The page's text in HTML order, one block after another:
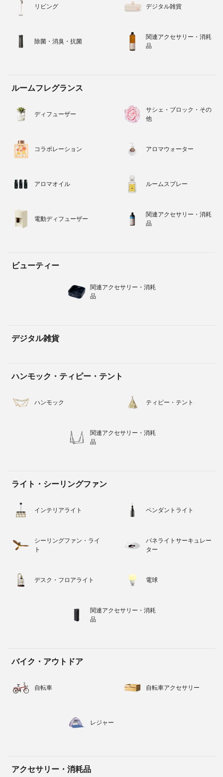
リビング デジタル雑貨
除菌・消臭・抗菌
関連アクセサリー・消耗
品
ルームフレグランス
ディフューザー
サシェ・ブロック・その
他
コラボレーション アロマウォーター
アロマオイル ルームスプレー
電動ディフューザー
関連アクセサリー・消耗
品
ビューティー
関連アクセサリー・消耗
品
デジタル雑貨
ハンモック・ティピー・テント
ハンモック ティピー・テント
関連アクセサリー・消耗
品
ライト・シーリングファン
インテリアライト ペンダントライト
シーリングファン・ライ
ト
パネライトサーキュレー
ター
デスク・フロアライト 電球
関連アクセサリー・消耗
品
バイク・アウトドア
自転車 自転車アクセサリー
レジャー
アクセサリー・消耗品